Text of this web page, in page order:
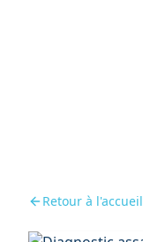
Retour à l'accueil